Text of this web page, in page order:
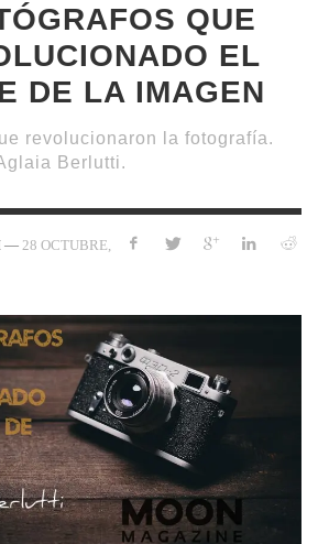
QUE
EL
DE LA IMAGEN
revolucionaron la fotografía.
Berlutti.
— 28 OCTUBRE,